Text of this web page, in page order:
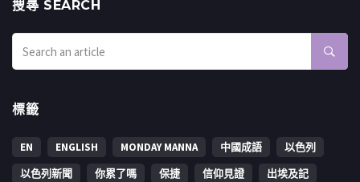
搜㝷 SEARCH
標籤
EN ENGLISH MONDAY MANNA 中國成語
以色列
以色列新聞
你累了嗎 保捷 信仰見證
出埃及記